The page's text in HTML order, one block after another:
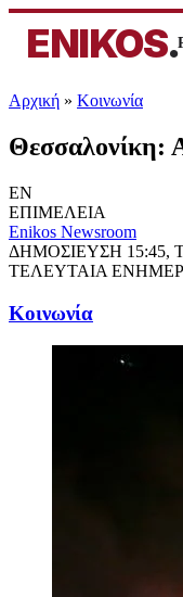
ENIKOS.
Αρχική » Κοινωνία
Θεσσαλονίκη:
EN
ΕΠΙΜΕΛΕΙΑ
Enikos Newsroom
ΔΗΜΟΣΙΕΥΣΗ 15:45,
ΤΕΛΕΥΤΑΙΑ
Κοινωνία